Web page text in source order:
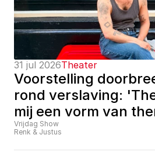
31 jul 2026Theater
Voorstelling
rond verslaving:
mij een vorm van
Vrijdag Show
Renk & Justus